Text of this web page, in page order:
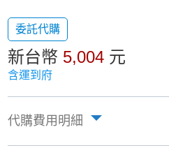
委託代購
新台幣 5,004 元
含運到府
代購費用明細